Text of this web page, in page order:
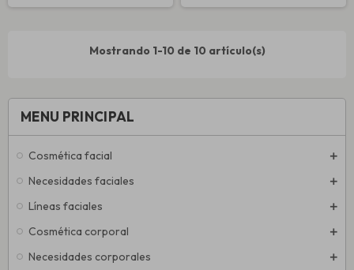
MENU PRINCIPAL
Cosmética facial
Necesidades faciales
Líneas faciales
Cosmética corporal
Necesidades corporales
Mostrando 1-10 de 10 artículo(s)